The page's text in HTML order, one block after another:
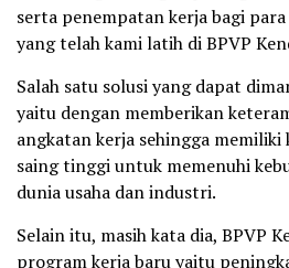
serta penempatan kerja bagi
yang telah kami latih di BPVP
Salah satu solusi yang dapat
yaitu dengan memberikan
angkatan kerja sehingga memiliki
saing tinggi untuk memenuhi
dunia usaha dan industri.
Selain itu, masih kata dia, BPVP
program kerja baru yaitu